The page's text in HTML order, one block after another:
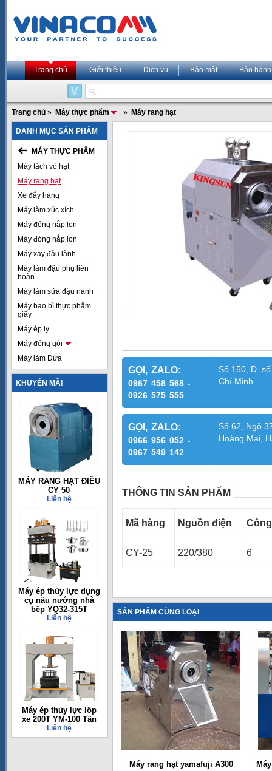
Trang chủ Giới thiệu Dịch vụ Bảo mật Bảo hành
Trang chủ » Máy thực phẩm » Máy rang hạt
DANH MỤC SẢN PHẨM
MÁY THỰC PHẨM
Máy tách vỏ hạt
Máy rang hạt
Xe đẩy hàng
Máy làm xúc xích
Máy đóng nắp lon
Máy đóng nắp lon
Máy xay đậu lành
Máy làm đậu phụ liên
hoàn
Máy làm sữa đậu nành
Máy bao bì thực phẩm
giấy
Máy ép ly
Máy đóng gói
Máy làm Dừa
KHUYẾN MÃI
MÁY RANG HẠT ĐIỀU
CY 50
Liên hệ
Máy ép thủy lực dụng
cụ nấu nướng nhà
bếp YQ32-315T
Liên hệ
Máy ép thủy lực lốp
xe 200T YM-100 Tấn
Liên hệ
GỌI, ZALO:
0967 458 568 -
0926 575 555
Số 150, Đ.
Chí Minh
GỌI, ZALO:
0966 956 052 -
0967 549 142
Số 62, Ngõ
Hoàng Mai,
THÔNG TIN SẢN PHẨM
Mã hàng Nguồn điện
CY-25 220/380 6
SẢN PHẨM CÙNG LOẠI
Máy rang hạt yamafuji A300